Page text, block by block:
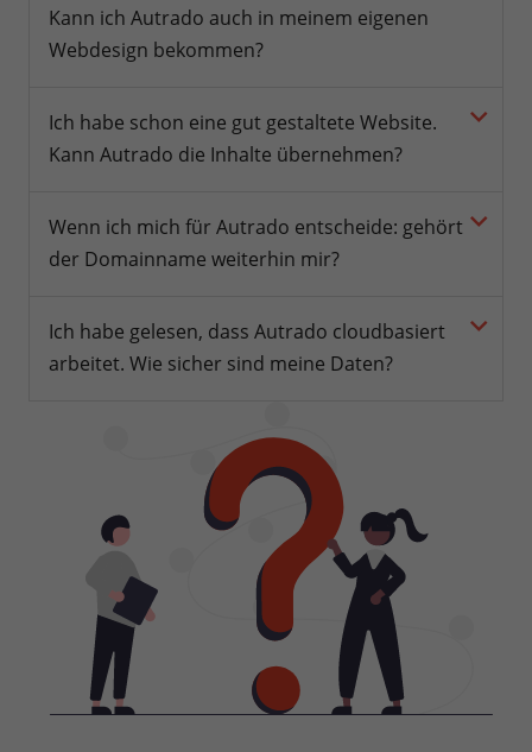
Kann ich Autrado auch in meinem eigenen
Webdesign bekommen?
Ich habe schon eine gut gestaltete Website.
Kann Autrado die Inhalte übernehmen?
Wenn ich mich für Autrado entscheide: gehört
der Domainname weiterhin mir?
Ich habe gelesen, dass Autrado cloudbasiert
arbeitet. Wie sicher sind meine Daten?